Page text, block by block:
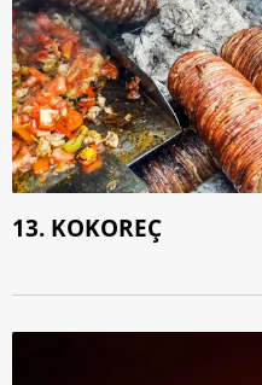
13. KOKOREÇ